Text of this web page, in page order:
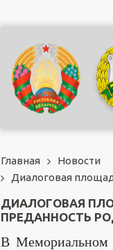
Главная
Новости
Диалоговая
ДИАЛОГОВАЯ
ПРЕДАННОСТЬ
В Мемориальном